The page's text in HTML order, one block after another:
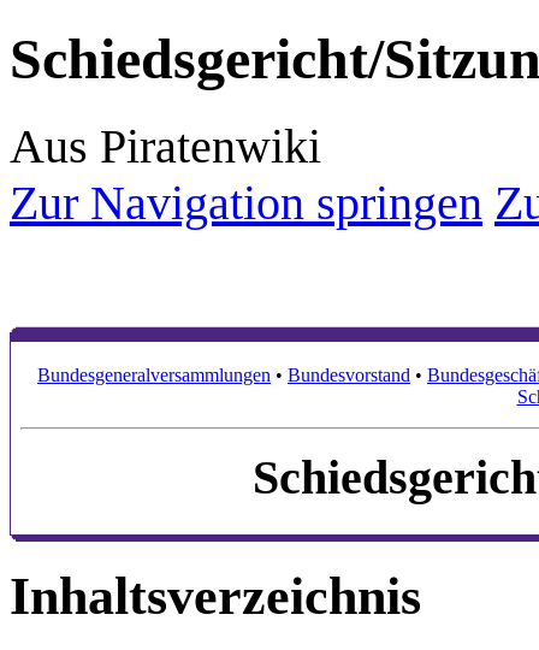
Schiedsgericht/
Aus Piratenwiki
Zur Navigation springen
Bundesgeneralversammlungen • Bundesvorstand •
Inhaltsverzeichnis